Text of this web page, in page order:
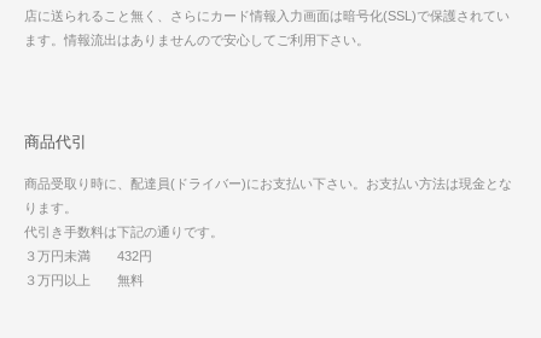
店に送られること無く、さらにカード情報入力画面は暗号化(SSL)で保護されてい
ます。情報流出はありませんので安心してご利用下さい。
商品代引
商品受取り時に、配達員(ドライバー)にお支払い下さい。お支払い方法は現金とな
ります。
代引き手数料は下記の通りです。
３万円未満 432円
３万円以上 無料